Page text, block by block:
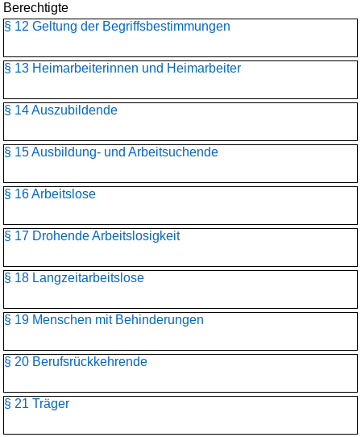
Berechtigte
§ 12 Geltung der Begriffsbestimmungen
§ 13 Heimarbeiterinnen und Heimarbeiter
§ 14 Auszubildende
§ 15 Ausbildung- und Arbeitsuchende
§ 16 Arbeitslose
§ 17 Drohende Arbeitslosigkeit
§ 18 Langzeitarbeitslose
§ 19 Menschen mit Behinderungen
§ 20 Berufsrückkehrende
§ 21 Träger